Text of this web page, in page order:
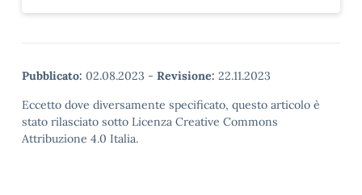
Pubblicato: 02.08.2023 - Revisione: 22.11.2023
Eccetto dove diversamente specificato, questo articolo è
stato rilasciato sotto Licenza Creative Commons
Attribuzione 4.0 Italia.